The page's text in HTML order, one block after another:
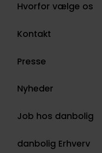
Hvorfor vælge os
Kontakt
Presse
Nyheder
Job hos danbolig
danbolig Erhverv